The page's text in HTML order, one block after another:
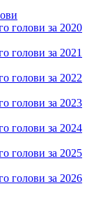
голови за 2020
голови за 2021
голови за 2022
голови за 2023
голови за 2024
голови за 2025
голови за 2026